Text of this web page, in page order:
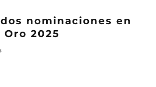
nominaciones en
2025